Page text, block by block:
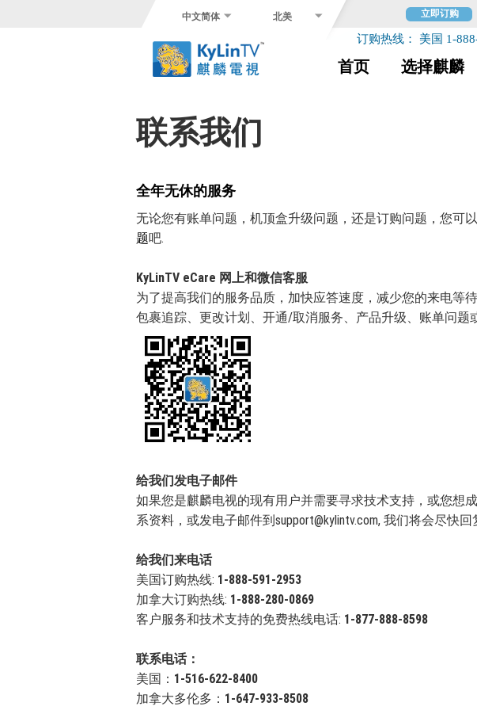
中文简体 北美 立即订购
订购热线： 美国 1-
首页 选择麒麟
联系我们
全年无休的服务
无论您有账单问题，机顶盒升级问题，还是订购问题，您可
题吧.
KyLinTV eCare 网上和微信客服
为了提高我们的服务品质，加快应答速度，减少您的来电等
包裹追踪、更改计划、开通/取消服务、产品升级、账单问题
给我们发电子邮件
如果您是麒麟电视的现有用户并需要寻求技术支持，或您想
系资料，或发电子邮件到support@kylintv.com, 我们将会尽快回
给我们来电话
美国订购热线: 1-888-591-2953
加拿大订购热线: 1-888-280-0869
客户服务和技术支持的免费热线电话: 1-877-888-8598
联系电话：
美国： 1-516-622-8400
加拿大多伦多： 1-647-933-8508